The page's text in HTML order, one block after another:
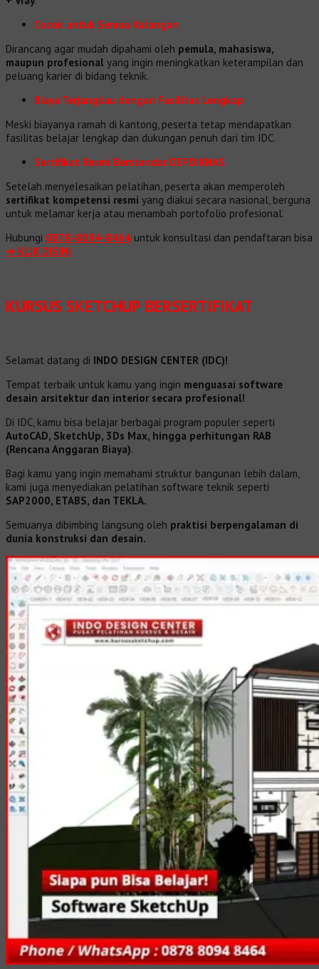
Cocok untuk Semua Kalangan
Dirancang agar mudah dipahami oleh pemula, mahasiswa,
maupun profesional yang ingin meningkatkan keterampilan dan
peluang karier di bidang teknik.
Biaya Terjangkau dengan Fasilitas Lengkap
Meski biayanya ramah di kantong, peserta tetap mendapatkan
fasilitas belajar lengkap dan dukungan penuh dari tim IDC.
Sertifikat Resmi Berstandar DEPDIKNAS
Setelah menyelesaikan pelatihan, peserta akan memperoleh
sertifikat kompetensi resmi yang diakui secara nasional, berguna
untuk melamar kerja atau menambah portofolio profesional.
Hubungi 0878-8094-8464 untuk konsultasi dan pendaftaran bisa
➔ KLIK DISINI
KURSUS SKETCHUP BERSERTIFIKAT
Selamat datang di INDO DESIGN CENTER (IDC)!
Tempat terbaik untuk kamu yang ingin menguasai software
desain arsitektur dan interior secara profesional!
Di IDC, kamu bisa belajar berbagai program populer seperti
AutoCAD, SketchUp, 3Ds Max, hingga perhitungan RAB
(Rencana Anggaran Biaya).
Bagi kamu yang ingin memahami struktur bangunan lebih dalam,
kami juga menyediakan pelatihan software teknik seperti
SAP2000, ETABS, dan TEKLA.
Semuanya dibimbing langsung oleh praktisi berpengalaman di
dunia konstruksi dan desain.